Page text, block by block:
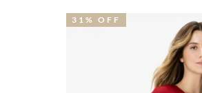
31% OFF